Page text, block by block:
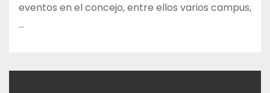
eventos en el concejo, entre ellos varios campus,
…